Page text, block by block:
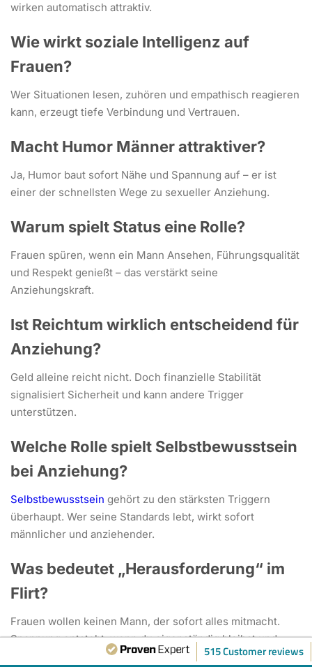
wirken automatisch attraktiv.
Wie wirkt soziale Intelligenz auf
Frauen?
Wer Situationen lesen, zuhören und empathisch reagieren
kann, erzeugt tiefe Verbindung und Vertrauen.
Macht Humor Männer attraktiver?
Ja, Humor baut sofort Nähe und Spannung auf – er ist
einer der schnellsten Wege zu sexueller Anziehung.
Warum spielt Status eine Rolle?
Frauen spüren, wenn ein Mann Ansehen, Führungsqualität
und Respekt genießt – das verstärkt seine
Anziehungskraft.
Ist Reichtum wirklich entscheidend für
Anziehung?
Geld alleine reicht nicht. Doch finanzielle Stabilität
signalisiert Sicherheit und kann andere Trigger
unterstützen.
Welche Rolle spielt Selbstbewusstsein
bei Anziehung?
Selbstbewusstsein gehört zu den stärksten Triggern
überhaupt. Wer seine Standards lebt, wirkt sofort
männlicher und anziehender.
Was bedeutet „Herausforderung“ im
Flirt?
Frauen wollen keinen Mann, der sofort alles mitmacht.
Spannung entsteht, wenn du eigenständig bleibst und
spielerisch forderst.
515 Customer reviews